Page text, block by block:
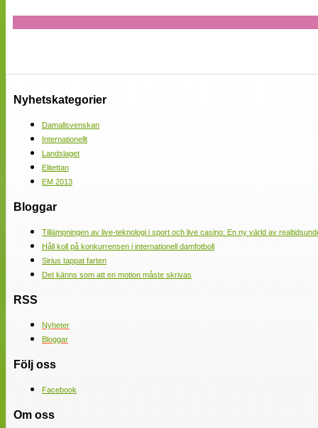
Nyhetskategorier
Damallsvenskan
Internationellt
Landslaget
Elitettan
EM 2013
Bloggar
Tillämpningen av live-teknologi i sport och live casino: En ny värld av
Håll koll på konkurrensen i internationell damfotboll
Sirius tappat farten
Det känns som att en motion måste skrivas
RSS
Nyheter
Bloggar
Följ oss
Facebook
Om oss